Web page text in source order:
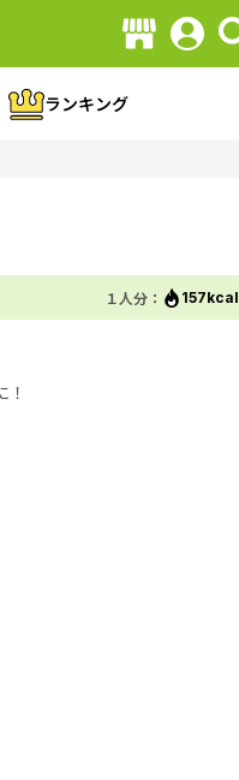
ランキング
１人分： 157kcal